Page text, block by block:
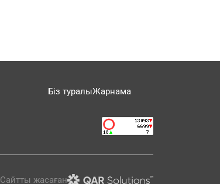
Біз туралыЖарнама
Сайтты жасаған